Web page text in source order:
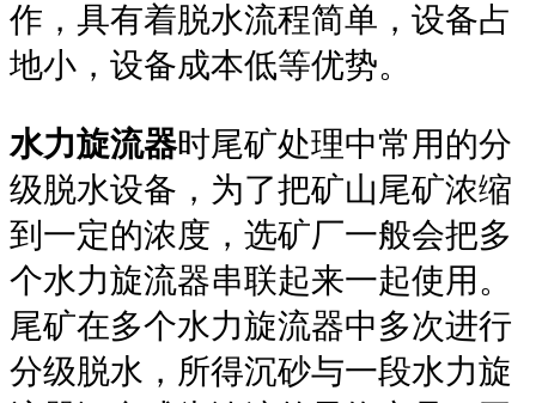
作，具有着脱水流程简单，设备占
地小，设备成本低等优势。
水力旋流器时尾矿处理中常用的分
级脱水设备，为了把矿山尾矿浓缩
到一定的浓度，选矿厂一般会把多
个水力旋流器串联起来一起使用。
尾矿在多个水力旋流器中多次进行
分级脱水，所得沉砂与一段水力旋